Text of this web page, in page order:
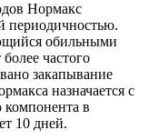
Нормакс
периодичностью.
обильными
частого
закапывание
назначается с
компонента в
10 дней.